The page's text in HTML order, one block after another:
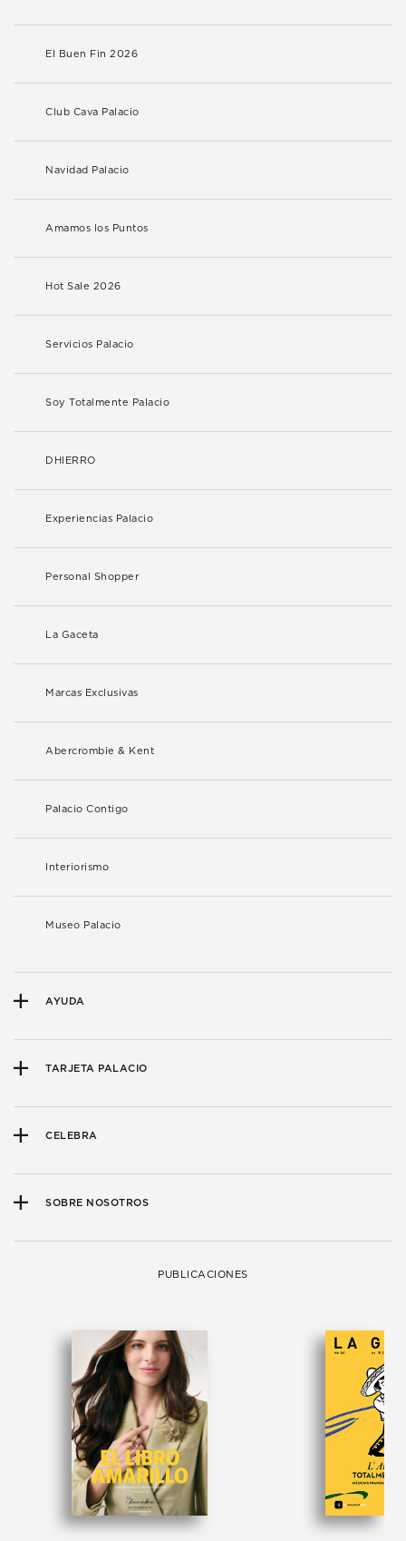
El Buen Fin 2026
Club Cava Palacio
Navidad Palacio
Amamos los Puntos
Hot Sale 2026
Servicios Palacio
Soy Totalmente Palacio
DHIERRO
Experiencias Palacio
Personal Shopper
La Gaceta
Marcas Exclusivas
Abercrombie & Kent
Palacio Contigo
Interiorismo
Museo Palacio
AYUDA
TARJETA PALACIO
CELEBRA
SOBRE NOSOTROS
PUBLICACIONES